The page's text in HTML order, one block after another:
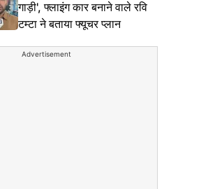
गाड़ी', फ्लाइंग कार बनाने वाले रवि
टम्टा ने बताया फ्यूचर प्लान
Advertisement